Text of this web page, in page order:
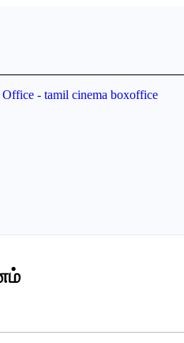
- tamil cinema boxoffice